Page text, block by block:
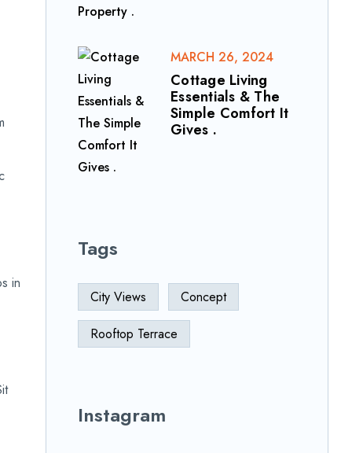
in
Cottage Living
Essentials & The
Simple Comfort It
Gives .
MARCH 26, 2024
Tags
City Views Concept
Rooftop Terrace
Instagram